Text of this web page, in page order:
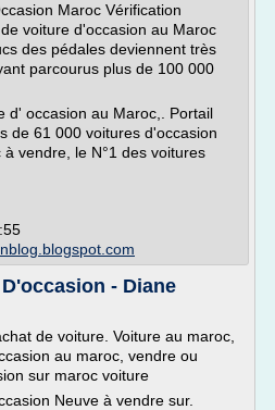
Maroc Vérification
voiture d'occasion au Maroc
des pédales deviennent très
parcourus plus de 100 000
d' occasion au Maroc,. Portail
de 61 000 voitures d'occasion
vendre, le N°1 des voitures
- Diane
de voiture. Voiture au maroc,
au maroc, vendre ou
sur maroc voiture
Neuve à vendre sur.